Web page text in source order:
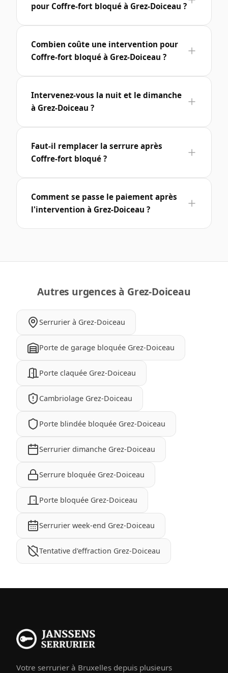
pour Coffre-fort bloqué à Grez-Doiceau ?
Combien coûte une intervention pour
Coffre-fort bloqué à Grez-Doiceau ?
Intervenez-vous la nuit et le dimanche
à Grez-Doiceau ?
Faut-il remplacer la serrure après
Coffre-fort bloqué ?
Comment se passe le paiement après
l'intervention à Grez-Doiceau ?
Autres urgences à Grez-Doiceau
Serrurier à Grez-Doiceau
Porte de garage bloquée Grez-Doiceau
Porte claquée Grez-Doiceau
Cambriolage Grez-Doiceau
Porte blindée bloquée Grez-Doiceau
Serrurier dimanche Grez-Doiceau
Serrure bloquée Grez-Doiceau
Porte bloquée Grez-Doiceau
Serrurier week-end Grez-Doiceau
Tentative d'effraction Grez-Doiceau
Votre serrurier à Bruxelles depuis plusieurs